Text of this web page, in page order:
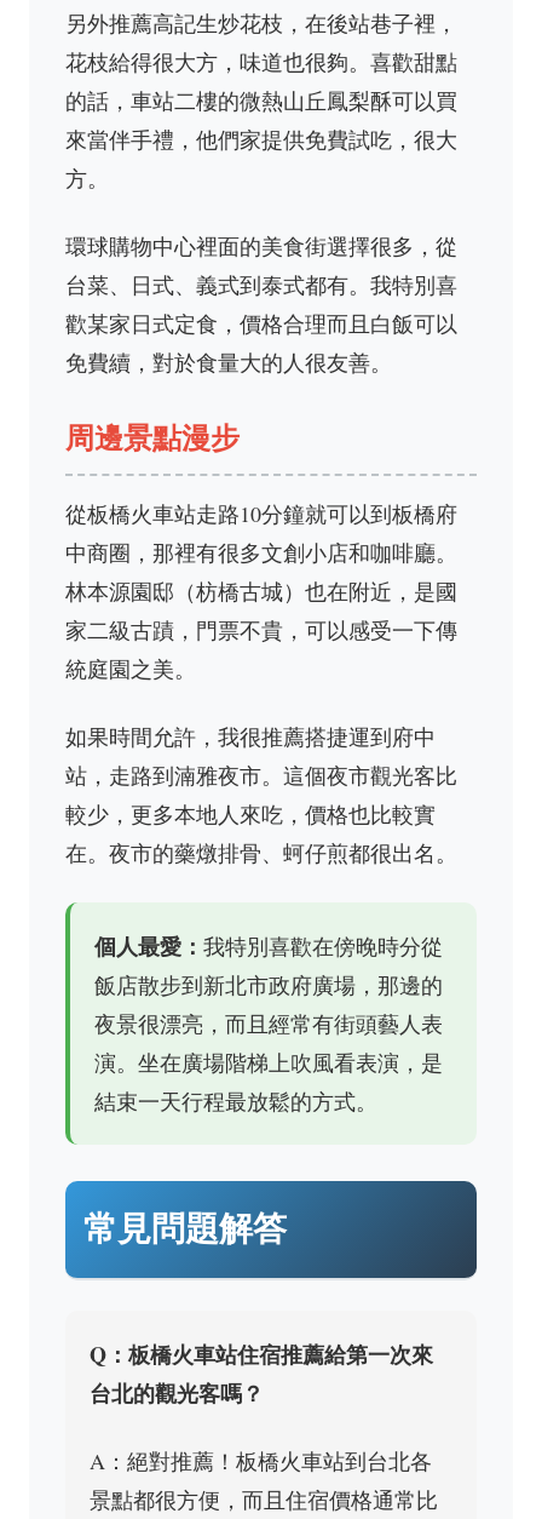
另外推薦高記生炒花枝，在後站巷子裡，
花枝給得很大方，味道也很夠。喜歡甜點
的話，車站二樓的微熱山丘鳳梨酥可以買
來當伴手禮，他們家提供免費試吃，很大
方。
環球購物中心裡面的美食街選擇很多，從
台菜、日式、義式到泰式都有。我特別喜
歡某家日式定食，價格合理而且白飯可以
免費續，對於食量大的人很友善。
周邊景點漫步
從板橋火車站走路10分鐘就可以到板橋府
中商圈，那裡有很多文創小店和咖啡廳。
林本源園邸（枋橋古城）也在附近，是國
家二級古蹟，門票不貴，可以感受一下傳
統庭園之美。
如果時間允許，我很推薦搭捷運到府中
站，走路到湳雅夜市。這個夜市觀光客比
較少，更多本地人來吃，價格也比較實
在。夜市的藥燉排骨、蚵仔煎都很出名。
個人最愛： 我特別喜歡在傍晚時分從
飯店散步到新北市政府廣場，那邊的
夜景很漂亮，而且經常有街頭藝人表
演。坐在廣場階梯上吹風看表演，是
結束一天行程最放鬆的方式。
常見問題解答
Q：板橋火車站住宿推薦給第一次來
台北的觀光客嗎？
A：絕對推薦！板橋火車站到台北各
景點都很方便，而且住宿價格通常比